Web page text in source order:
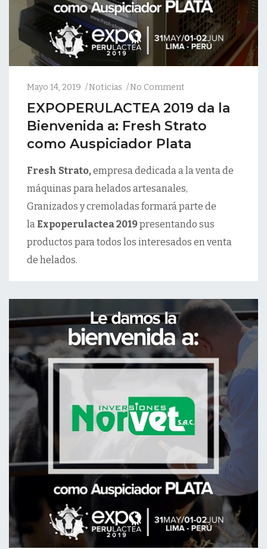
Mayo 14, 2019 Noticias No Comment
EXPOPERULACTEA 2019 da la
Bienvenida a: Fresh Strato
como Auspiciador Plata
Fresh Strato,empresa dedicada a la venta de
máquinas para helados artesanales,
Granizados y cremoladas formará parte de
la Expoperulactea 2019presentando sus
productos para todos los interesados en venta
de helados.